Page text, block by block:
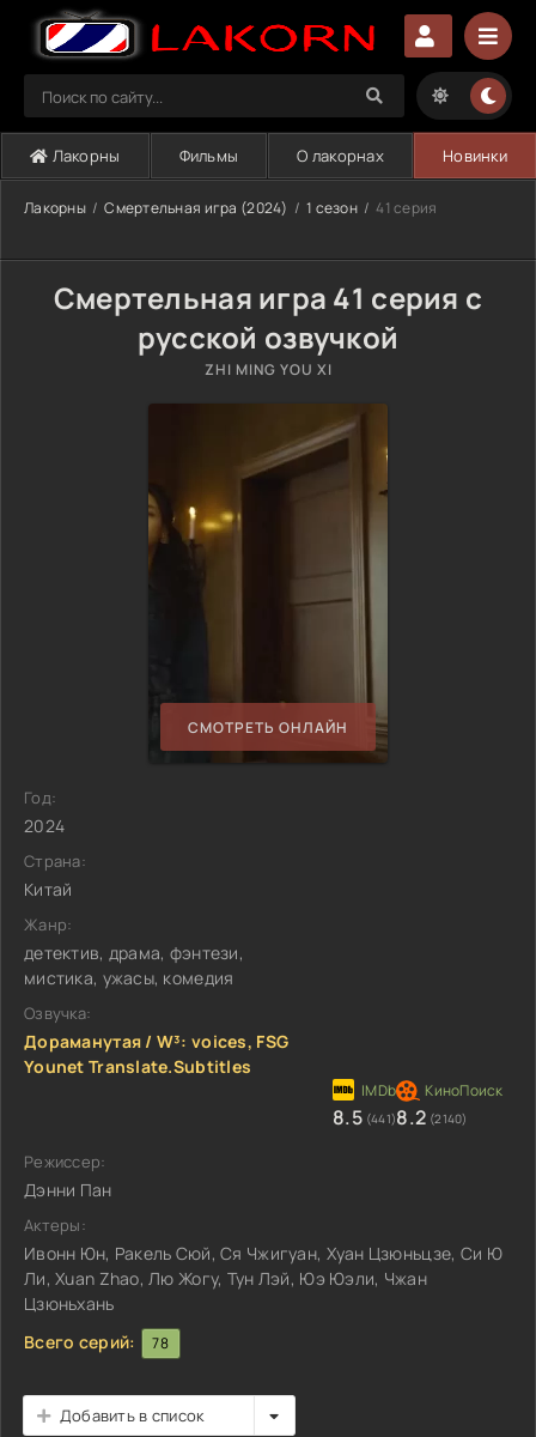
Лакорны Фильмы О лакорнах Новинки
Лакорны Смертельная игра (2024) 1 сезон 41 серия
Смертельная игра 41 серия с
русской озвучкой
ZHI MING YOU XI
СМОТРЕТЬ ОНЛАЙН
Год:
2024
Страна:
Китай
Жанр:
детектив, драма, фэнтези,
мистика, ужасы, комедия
Озвучка:
Дораманутая / W³: voices, FSG
Younet Translate.Subtitles
8.5 (441)8.2 (2140)
Режиссер:
Дэнни Пан
Актеры:
Ивонн Юн, Ракель Сюй, Ся Чжигуан, Хуан Цзюньцзе, Си Ю
Ли, Xuan Zhao, Лю Жогу, Тун Лэй, Юэ Юэли, Чжан
Цзюньхань
Всего серий:
78
Добавить в список